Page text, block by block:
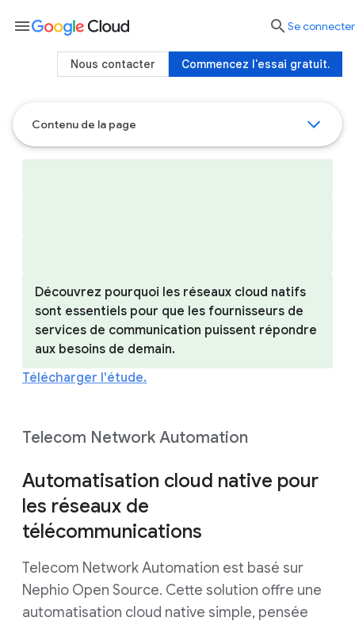
Contenu de la page
Découvrez pourquoi les réseaux cloud natifs
sont essentiels pour que les fournisseurs de
services de communication puissent répondre
aux besoins de demain.
Télécharger l'étude.
Telecom Network Automation
Automatisation cloud native pour
les réseaux de
télécommunications
Telecom Network Automation est basé sur
Nephio Open Source. Cette solution offre une
automatisation cloud native simple, pensée
menu  Se connecter
Commencez l'essai gratuit.
Nous contacter